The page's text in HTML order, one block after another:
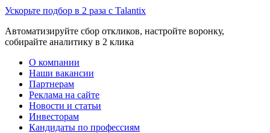
Ускорьте подбор в 2 раза с Talantix
Автоматизируйте сбор откликов, настройте воронку,
собирайте аналитику в 2 клика
О компании
Наши вакансии
Партнерам
Реклама на сайте
Новости и статьи
Инвесторам
Кандидаты по профессиям